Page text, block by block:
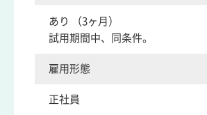
あり （3ヶ月）
試用期間中、同条件。
雇用形態
正社員